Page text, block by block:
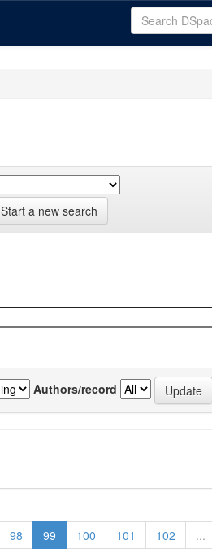
Start a new search
Authors/record
98 99 100 101 102 ...